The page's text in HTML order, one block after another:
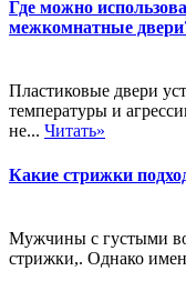
Где можно
межкомнатные
Пластиковые двери
температуры и
не... Читать»
Какие стрижки
Мужчины с густыми
стрижки,. Однако